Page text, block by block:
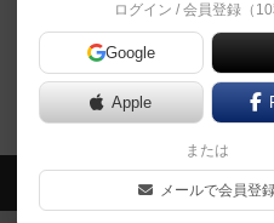
ログイン/
スタディ将
会員の
ログイン / 会員登録（10
Google
Apple
または
メールで会員登